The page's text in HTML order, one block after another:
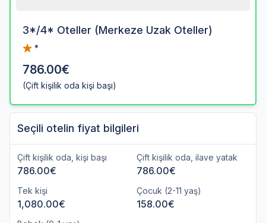
3*/4* Oteller (Merkeze Uzak Oteller)
*
786.00€
(Çift kişilik oda kişi başı)
Seçili otelin fiyat bilgileri
Çift kişilik oda, kişi başı
786.00€
Çift kişilik oda, ilave yatak
786.00€
Tek kişi
1,080.00€
Çocuk (2-11 yaş)
158.00€